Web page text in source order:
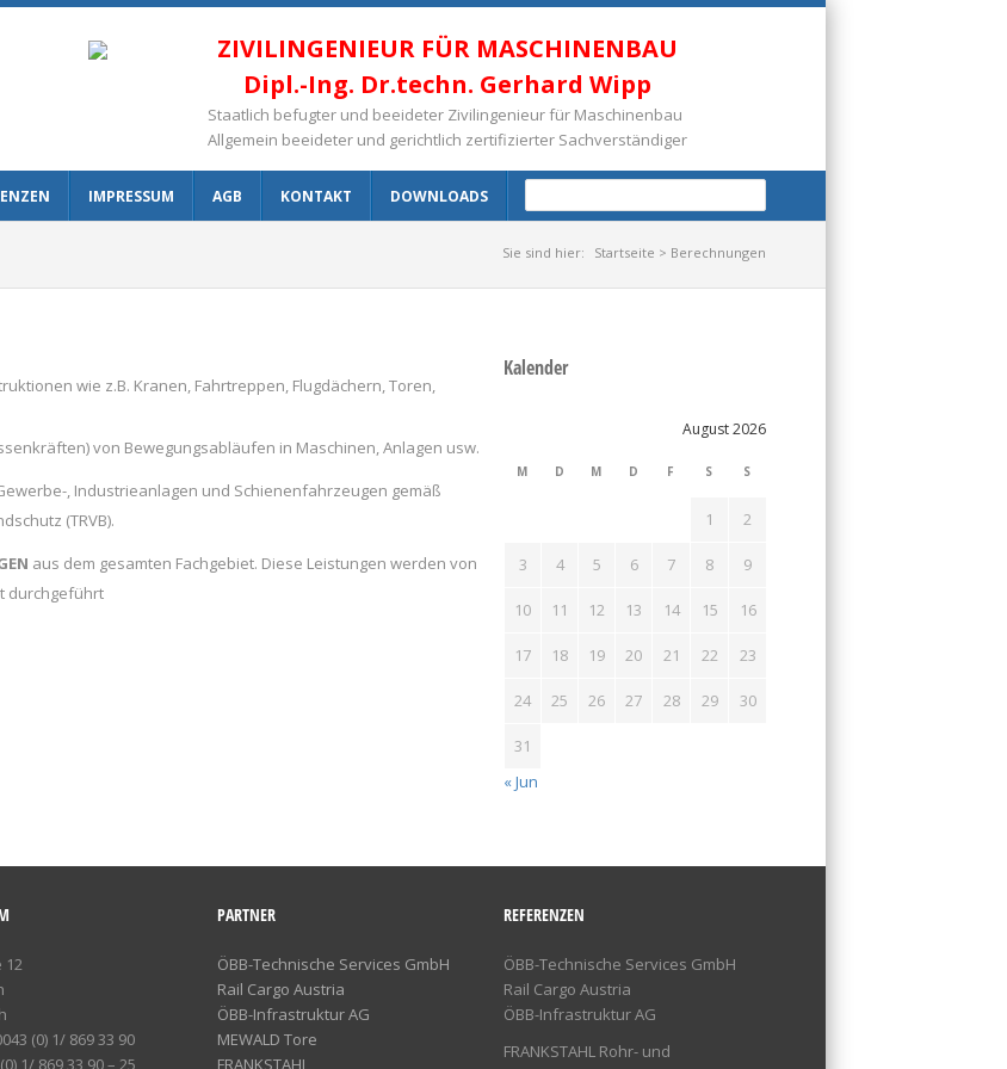
ZIVILINGENIEUR FÜR MASCHINENBAU
Dipl.-Ing. Dr.techn. Gerhard Wipp
Staatlich befugter und beeideter Zivilingenieur für Maschinenbau
Allgemein beeideter und gerichtlich zertifizierter Sachverständiger
IMPRESSUM AGB KONTAKT DOWNLOADS
Sie sind hier: Startseite > Berechnungen
wie z.B. Kranen, Fahrtreppen, Flugdächern, Toren,
von Bewegungsabläufen in Maschinen, Anlagen usw.
, Industrieanlagen und Schienenfahrzeugen gemäß
(TRVB).
aus dem gesamten Fachgebiet. Diese Leistungen werden von
durchgeführt
Kalender
August 2026
M D M D F S S
1 2
3 4 5 6 7 8 9
10 11 12 13 14 15 16
17 18 19 20 21 22 23
24 25 26 27 28 29 30
31
« Jun
12
(0) 1/ 869 33 90
1/ 869 33 90 – 25
PARTNER
ÖBB-Technische Services GmbH
Rail Cargo Austria
ÖBB-Infrastruktur AG
MEWALD Tore
FRANKSTAHL
REFERENZEN
ÖBB-Technische Services GmbH
Rail Cargo Austria
ÖBB-Infrastruktur AG
FRANKSTAHL Rohr- und